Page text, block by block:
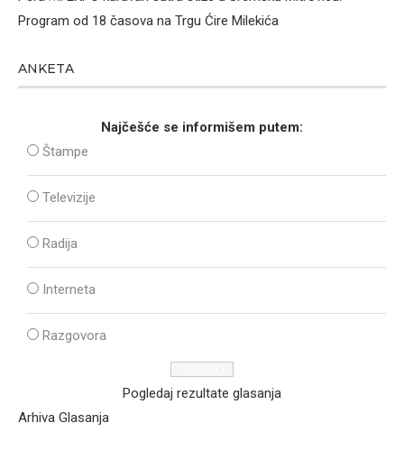
Program od 18 časova na Trgu Ćire Milekića
ANKETA
Najčešće se informišem putem:
Štampe
Televizije
Radija
Interneta
Razgovora
Pogledaj rezultate glasanja
Arhiva Glasanja